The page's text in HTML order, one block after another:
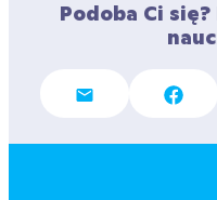
Podoba Ci